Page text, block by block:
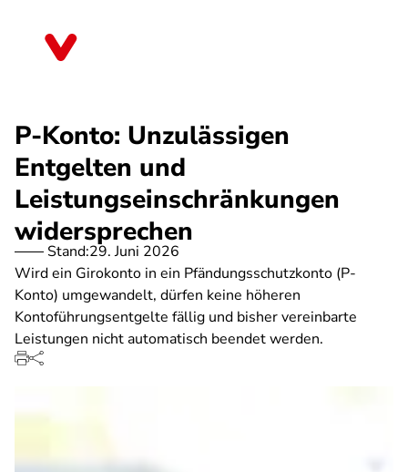
P-Konto: Unzulässigen
Entgelten und
Leistungseinschränkungen
widersprechen
Stand:29. Juni 2026
Wird ein Girokonto in ein Pfändungsschutzkonto (P-
Konto) umgewandelt, dürfen keine höheren
Kontoführungsentgelte fällig und bisher vereinbarte
Leistungen nicht automatisch beendet werden.